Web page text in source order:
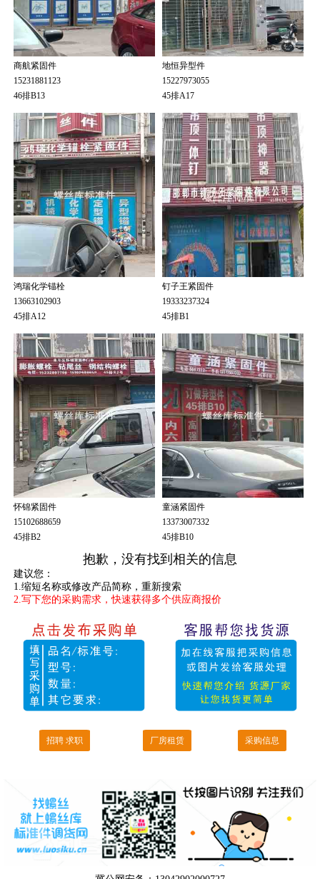
商航紧固件
15231881123
46排B13
地恒异型件
15227973055
45排A17
鸿瑞化学锚栓
13663102903
45排A12
钉子王紧固件
19333237324
45排B1
怀锦紧固件
15102688659
45排B2
童涵紧固件
13373007332
45排B10
抱歉，没有找到相关的信息
建议您：
1.缩短名称或修改产品简称，重新搜索
2.写下您的采购需求，快速获得多个供应商报价
招聘 求职 厂房租赁 采购信息